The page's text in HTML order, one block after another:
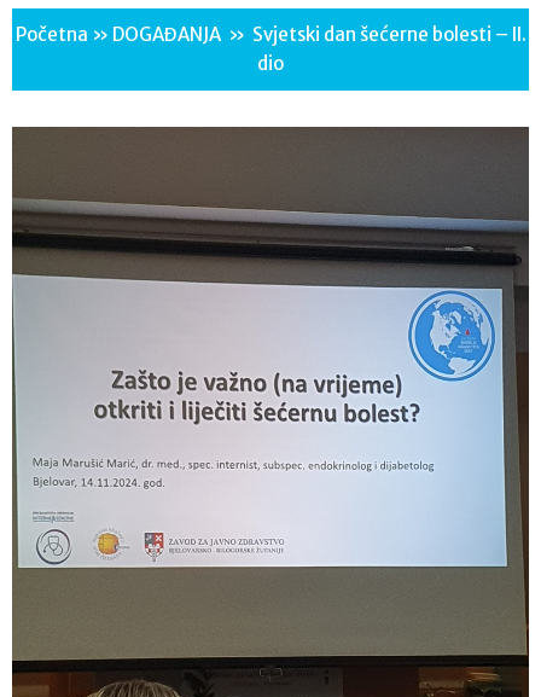
Početna » DOGAĐANJA » Svjetski dan šećerne bolesti – II.
dio